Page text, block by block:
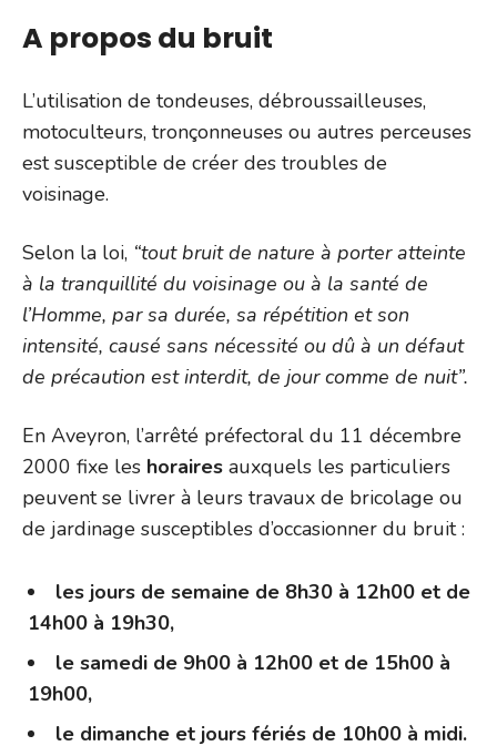
A propos du bruit
L’utilisation de tondeuses, débroussailleuses,
motoculteurs, tronçonneuses ou autres perceuses
est susceptible de créer des troubles de
voisinage.
Selon la loi, “tout bruit de nature à porter atteinte
à la tranquillité du voisinage ou à la santé de
l’Homme, par sa durée, sa répétition et son
intensité, causé sans nécessité ou dû à un défaut
de précaution est interdit, de jour comme de nuit”.
En Aveyron, l’arrêté préfectoral du 11 décembre
2000 fixe les horaires auxquels les particuliers
peuvent se livrer à leurs travaux de bricolage ou
de jardinage susceptibles d’occasionner du bruit :
les jours de semaine de 8h30 à 12h00 et de
14h00 à 19h30,
le samedi de 9h00 à 12h00 et de 15h00 à
19h00,
le dimanche et jours fériés de 10h00 à midi.